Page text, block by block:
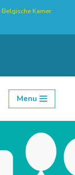
Belgische Kamer
Menu